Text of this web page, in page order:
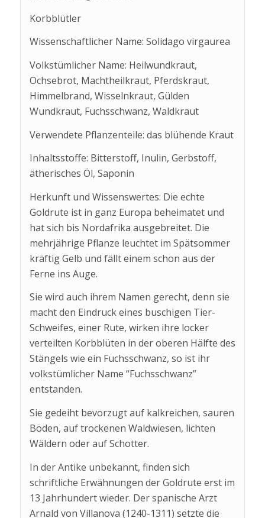
Korbblütler
Wissenschaftlicher Name: Solidago virgaurea
Volkstümlicher Name: Heilwundkraut,
Ochsebrot, Machtheilkraut, Pferdskraut,
Himmelbrand, Wisselnkraut, Gülden
Wundkraut, Fuchsschwanz, Waldkraut
Verwendete Pflanzenteile: das blühende Kraut
Inhaltsstoffe: Bitterstoff, Inulin, Gerbstoff,
ätherisches Öl, Saponin
Herkunft und Wissenswertes: Die echte
Goldrute ist in ganz Europa beheimatet und
hat sich bis Nordafrika ausgebreitet. Die
mehrjährige Pflanze leuchtet im Spätsommer
kräftig Gelb und fällt einem schon aus der
Ferne ins Auge.
Sie wird auch ihrem Namen gerecht, denn sie
macht den Eindruck eines buschigen Tier-
Schweifes, einer Rute, wirken ihre locker
verteilten Korbblüten in der oberen Hälfte des
Stängels wie ein Fuchsschwanz, so ist ihr
volkstümlicher Name “Fuchsschwanz”
entstanden.
Sie gedeiht bevorzugt auf kalkreichen, sauren
Böden, auf trockenen Waldwiesen, lichten
Wäldern oder auf Schotter.
In der Antike unbekannt, finden sich
schriftliche Erwähnungen der Goldrute erst im
13 Jahrhundert wieder. Der spanische Arzt
Arnald von Villanova (1240-1311) setzte die